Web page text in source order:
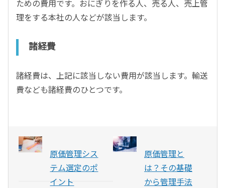
ための費用です。おにぎりを作る人、売る人、売上管
理をする本社の人などが該当します。
諸経費
諸経費は、上記に該当しない費用が該当します。輸送
費なども諸経費のひとつです。
原価管理シス
テム選定のポ
イント
原価管理と
は？その基礎
から管理手法